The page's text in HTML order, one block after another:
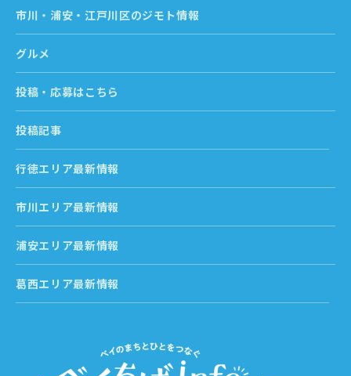
市川・浦安・江戸川区のジモト情報
グルメ
投稿・応募はこちら
投稿記事
行徳エリア最新情報
市川エリア最新情報
浦安エリア最新情報
葛西エリア最新情報